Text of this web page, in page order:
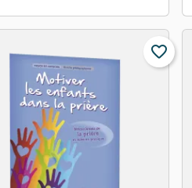
favorite_border